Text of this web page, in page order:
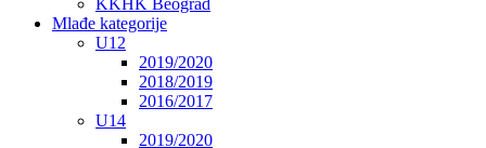
KKHK Beograd
Mlađe kategorije
U12
2019/2020
2018/2019
2016/2017
U14
2019/2020